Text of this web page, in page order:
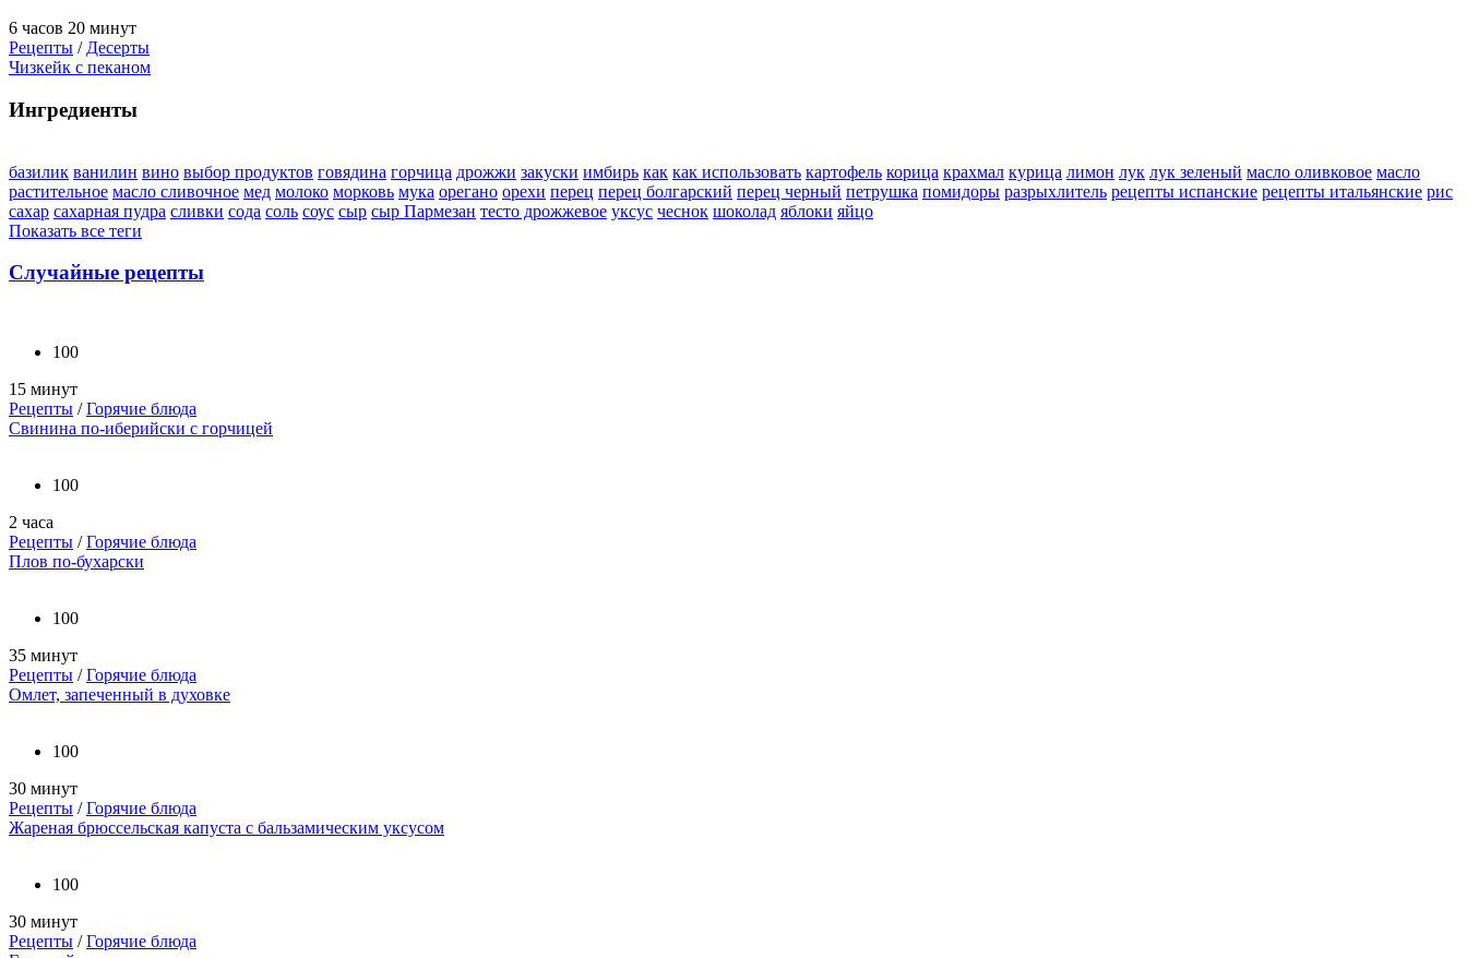
6 часов 20 минут
Рецепты / Десерты
Чизкейк с пеканом
Ингредиенты
базилик ванилин вино выбор продуктов говядина горчица дрожжи закуски имбирь как как использовать картофель корица крахмал курица лимон лук лук зеленый масло оливковое масло
растительное масло сливочное мед молоко морковь мука орегано орехи перец перец болгарский перец черный петрушка помидоры разрыхлитель рецепты испанские рецепты итальянские рис
сахар сахарная пудра сливки сода соль соус сыр сыр Пармезан тесто дрожжевое уксус чеснок шоколад яблоки яйцо
Показать все теги
Случайные рецепты
100
15 минут
Рецепты /Горячие блюда
Свинина по-иберийски с горчицей
100
2 часа
Рецепты /Горячие блюда
Плов по-бухарски
100
35 минут
Рецепты /Горячие блюда
Омлет, запеченный в духовке
100
30 минут
Рецепты /Горячие блюда
Жареная брюссельская капуста с бальзамическим уксусом
100
30 минут
Рецепты /Горячие блюда